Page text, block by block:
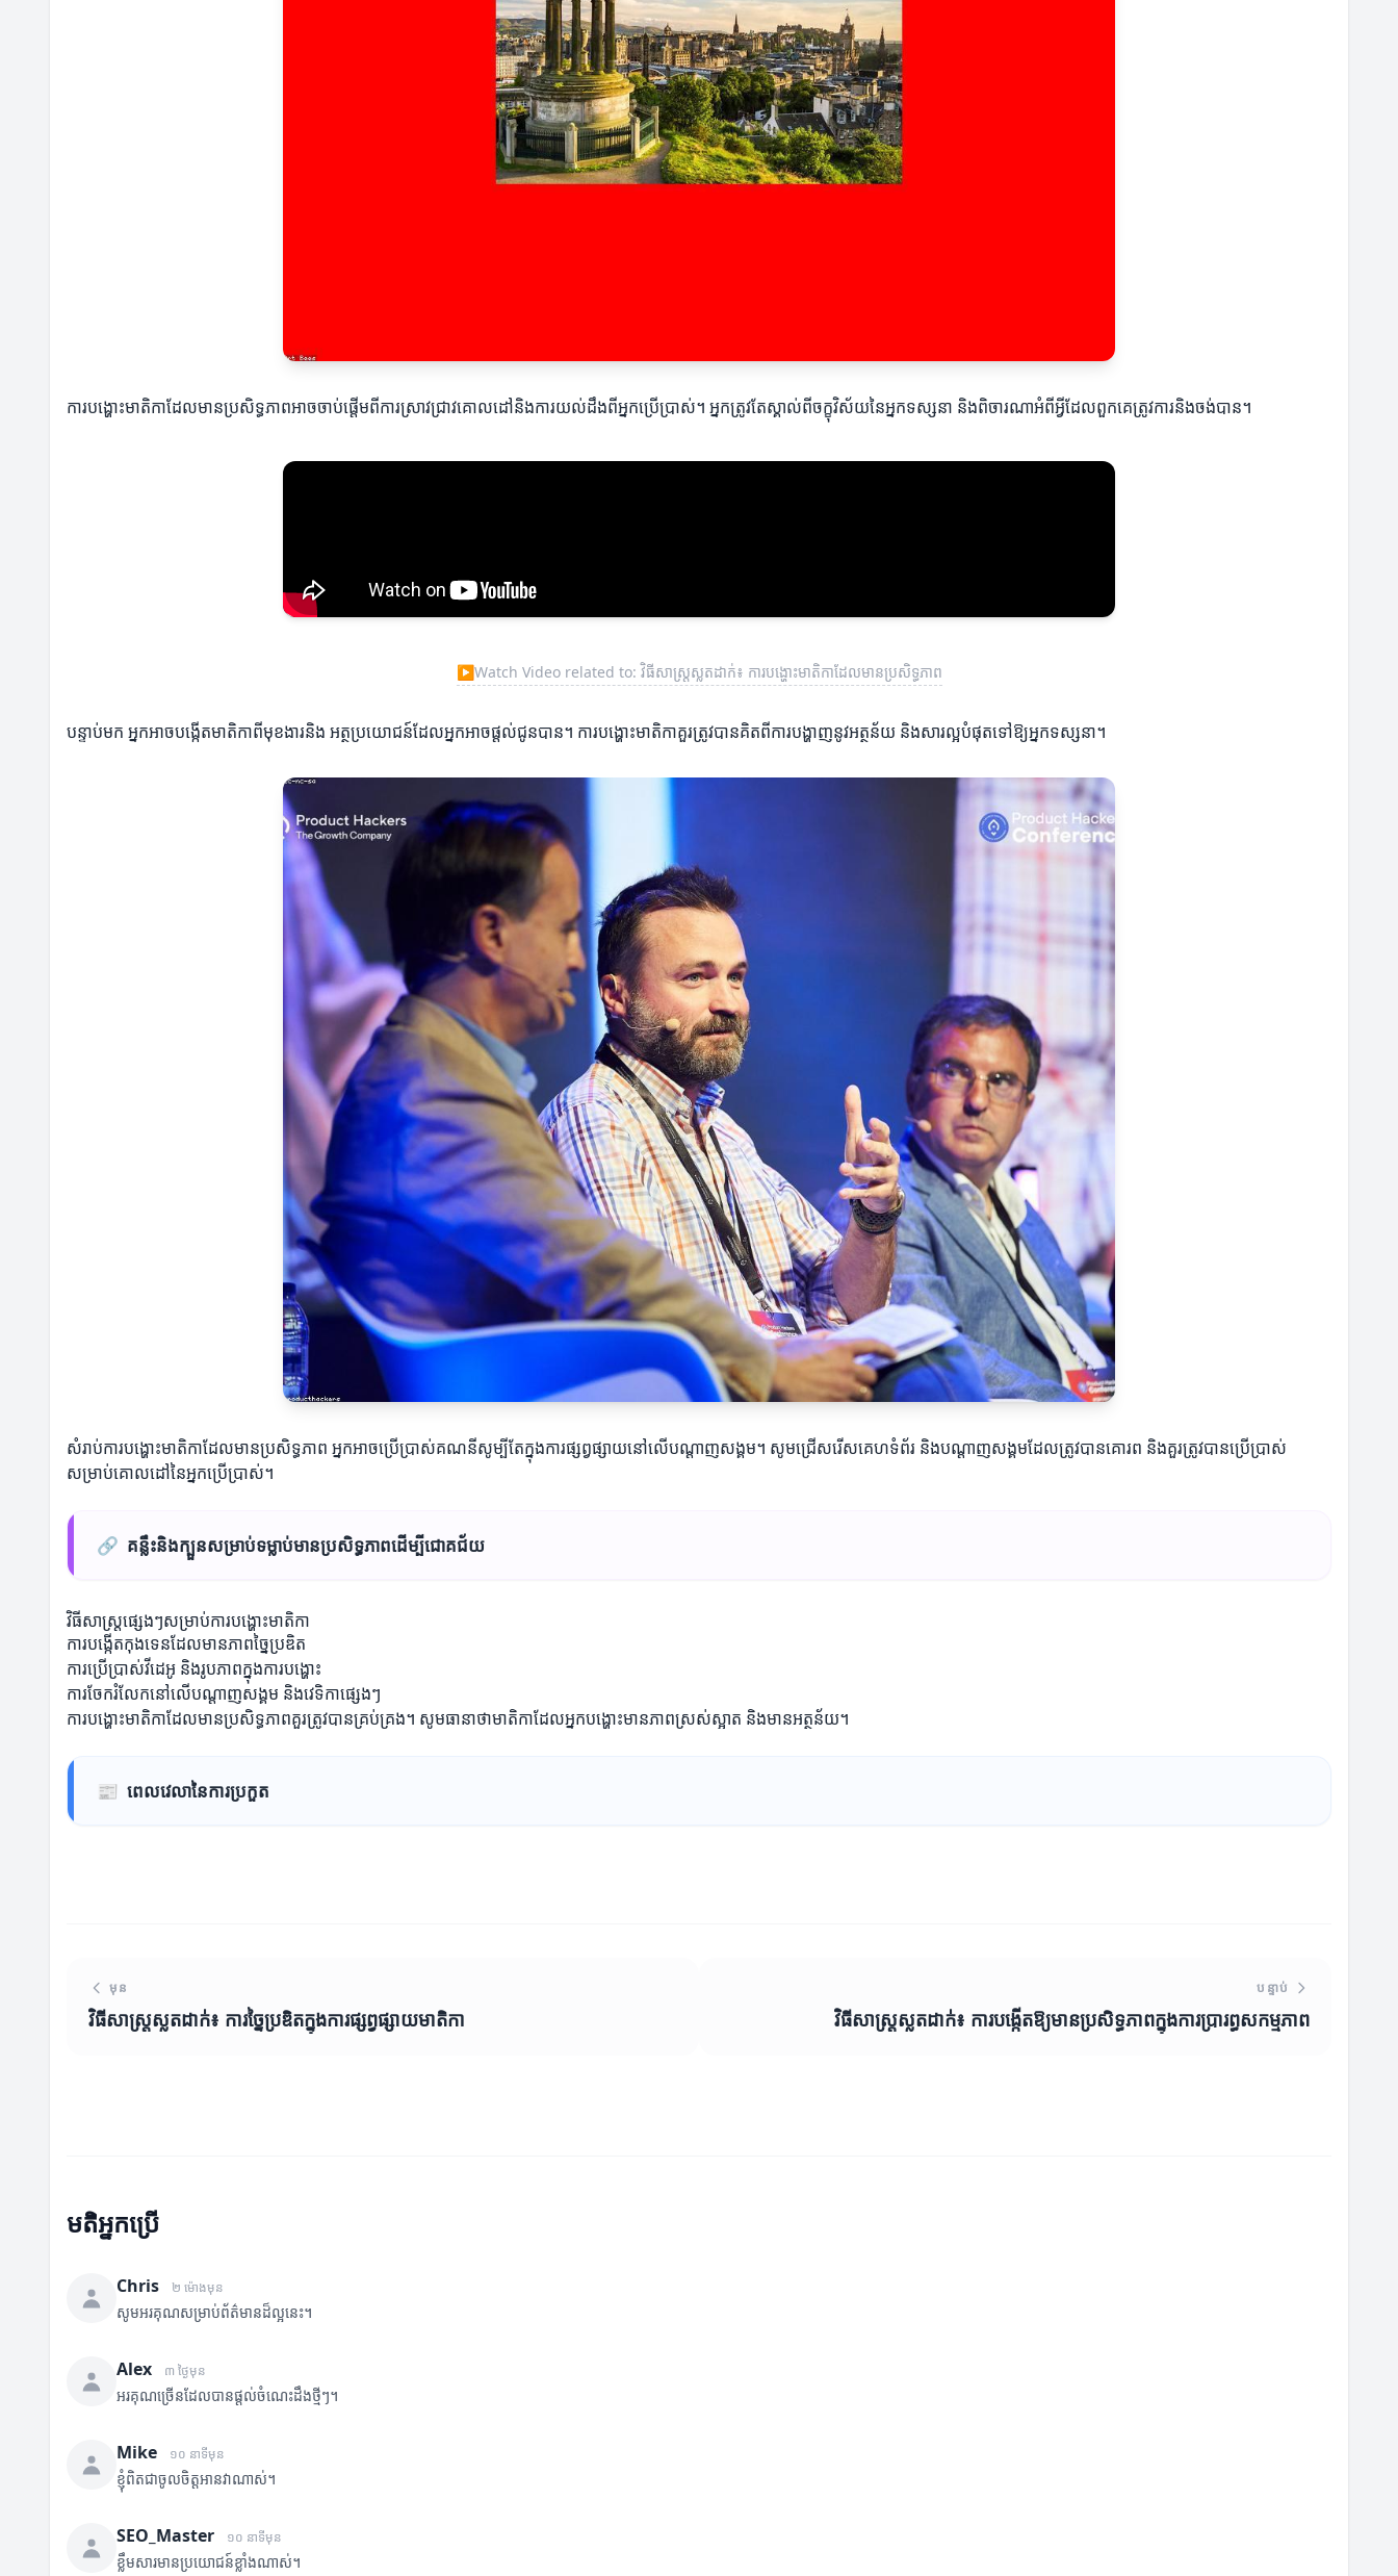
ការបង្ហោះមាតិកាដែលមានប្រសិទ្ធភាពអាចចាប់ផ្តើមពីការស្រាវជ្រាវគោលដៅនិងការយល់ដឹងពីអ្នកប្រើប្រាស់។ អ្នកត្រូវតែស្គាល់ពីចក្ខុវិស័យនៃអ្នកទស្សនា និងពិចារណាអំពីអ្វីដែលពួកគេត្រូវការនិងចង់បាន។
▶Watch Video related to: វិធីសាស្រ្តស្លតដាក់៖ ការបង្ហោះមាតិកាដែលមានប្រសិទ្ធភាព
បន្ទាប់មក អ្នកអាចបង្កើតមាតិកាពីមុខងារនិង អត្ថប្រយោជន៍ដែលអ្នកអាចផ្តល់ជូនបាន។ ការបង្ហោះមាតិកាគួរត្រូវបានគិតពីការបង្ហាញនូវអត្ថន័យ និងសារល្អបំផុតទៅឱ្យអ្នកទស្សនា។
សំរាប់ការបង្ហោះមាតិកាដែលមានប្រសិទ្ធភាព អ្នកអាចប្រើប្រាស់គណនីសូម្បីតែក្នុងការផ្សព្វផ្សាយនៅលើបណ្ដាញសង្គម។ សូមជ្រើសរើសគេហទំព័រ និងបណ្ដាញសង្គមដែលត្រូវបានគោរព និងគួរត្រូវបានប្រើប្រាស់
សម្រាប់គោលដៅនៃអ្នកប្រើប្រាស់។
🔗 គន្លឹះនិងក្បួនសម្រាប់ទម្លាប់មានប្រសិទ្ធភាព​ដើម្បីជោគជ័យ
វិធីសាស្រ្តផ្សេងៗសម្រាប់ការបង្ហោះមាតិកា
ការបង្កើតកុងទេនដែលមានភាពច្នៃប្រឌិត
ការប្រើប្រាស់វីដេអូ និងរូបភាពក្នុងការបង្ហោះ
ការចែករំលែកនៅលើបណ្ដាញសង្គម និងវេទិកាផ្សេងៗ
ការបង្ហោះមាតិកាដែលមានប្រសិទ្ធភាពគួរត្រូវបានគ្រប់គ្រង។ សូមធានាថាមាតិកាដែលអ្នកបង្ហោះមានភាពស្រស់ស្អាត និងមានអត្ថន័យ។
📰 ពេលវេលានៃការប្រកួត
មុន
វិធីសាស្រ្តស្លតដាក់៖ ការច្នៃប្រឌិតក្នុងការផ្សព្វផ្សាយមាតិកា
បន្ទាប់
វិធីសាស្រ្តស្លតដាក់៖ ការបង្កើតឱ្យមានប្រសិទ្ធភាពក្នុងការប្រារព្ធសកម្មភាព
មតិអ្នកប្រើ
Chris ២ ម៉ោងមុន
សូមអរគុណសម្រាប់ព័ត៌មានដ៏ល្អនេះ។
Alex ៣ ថ្ងៃមុន
អរគុណច្រើនដែលបានផ្តល់ចំណេះដឹងថ្មីៗ។
Mike ១០ នាទីមុន
ខ្ញុំពិតជាចូលចិត្តអានវាណាស់។
SEO_Master ១០ នាទីមុន
ខ្លឹមសារមានប្រយោជន៍ខ្លាំងណាស់។